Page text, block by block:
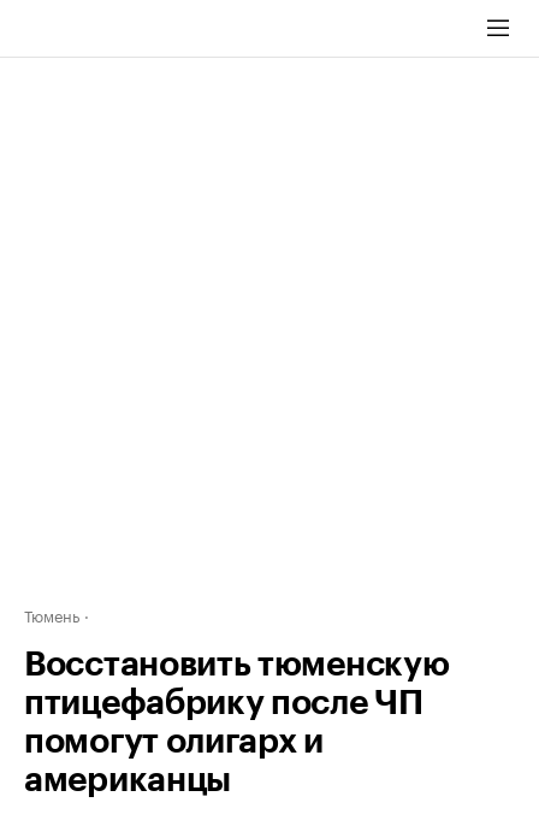
Тюмень
Восстановить тюменскую
птицефабрику после ЧП
помогут олигарх и
американцы